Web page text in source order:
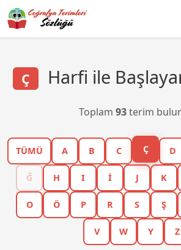
Ç Harfi ile
Toplam 93terim
TÜMÜ A B C Ç D
Ğ H I İ J K
O Ö P R S Ş
V W Y Z